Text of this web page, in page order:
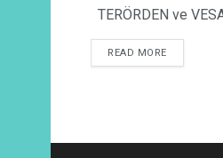
TERÖRDEN ve
READ MORE